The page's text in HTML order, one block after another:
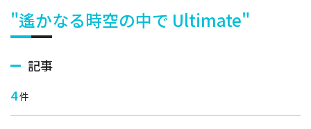
"遙かなる時空の中で Ultimate"
記事
4件